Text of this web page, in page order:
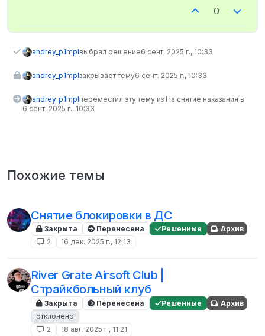
0
andrey_p1mplвыбрал решение6 сент. 2025 г., 10:33
andrey_p1mplзакрывает тему6 сент. 2025 г., 10:33
andrey_p1mplпереместил эту тему из На снятие наказания в
6 сент. 2025 г., 10:33
Похожие темы
Снятие блокировки в ДС
Закрыта Перенесена Решенные
Архив
2
16 дек. 2025 г., 12:13
River Grate Airsoft Club |
Страйкбольный клуб
Закрыта Перенесена Решенные
Архив
отклонено
2
18 авг. 2025 г., 11:21